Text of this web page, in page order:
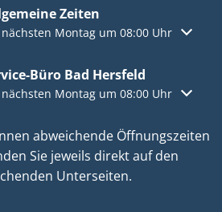
Zeiten
oder Schließzeiten
Montag um 08:00 Uhr
Büro Bad Hersfeld
oder Schließzeiten
Montag um 08:00 Uhr
abweichende Öffnungszeiten
Sie jeweils direkt auf den
Unterseiten.